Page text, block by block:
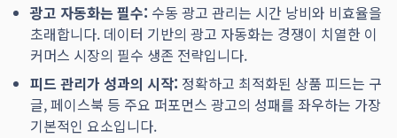
광고 자동화는 필수: 수동 광고 관리는 시간 낭비와 비효율을
초래합니다. 데이터 기반의 광고 자동화는 경쟁이 치열한 이
커머스 시장의 필수 생존 전략입니다.
피드 관리가 성과의 시작: 정확하고 최적화된 상품 피드는 구
글, 페이스북 등 주요 퍼포먼스 광고의 성패를 좌우하는 가장
기본적인 요소입니다.